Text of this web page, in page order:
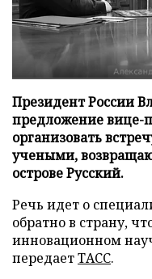
Президент России
предложение вице-
организовать
учеными,
острове Русский.
Речь идет о
обратно в страну,
инновационном
передаетТАСС.